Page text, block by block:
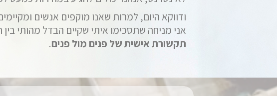
ודווקא היום, למרות שאנו מוקפים אנשים
אני מניחה שתסכימו איתי שקיים הבדל מהותי
תקשורת אישית של פנים מול פנים.